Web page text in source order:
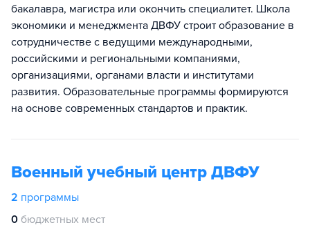
бакалавра, магистра или окончить специалитет. Школа
экономики и менеджмента ДВФУ строит образование в
сотрудничестве с ведущими международными,
российскими и региональными компаниями,
организациями, органами власти и институтами
развития. Образовательные программы формируются
на основе современных стандартов и практик.
Военный учебный центр ДВФУ
2 программы
0 бюджетных мест